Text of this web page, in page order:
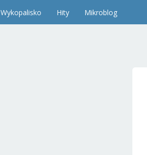
Wykopalisko Hity Mikroblog